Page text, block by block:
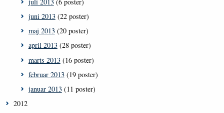
juni 2013(22 poster)
maj 2013(20 poster)
april 2013(28 poster)
marts 2013(16 poster)
februar 2013(19 poster)
januar 2013(11 poster)
2012